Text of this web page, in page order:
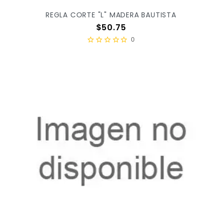
REGLA CORTE "L" MADERA BAUTISTA
Precio
$50.75
0